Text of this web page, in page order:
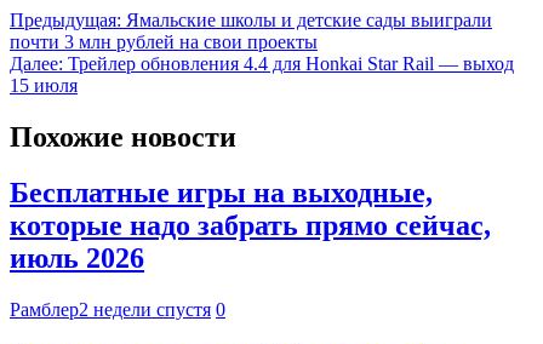
Предыдущая: Ямальские школы и детские сады выиграли
почти 3 млн рублей на свои проекты
Далее: Трейлер обновления 4.4 для Honkai Star Rail — выход
15 июля
Похожие новости
Бесплатные игры на выходные,
которые надо забрать прямо сейчас,
июль 2026
Рамблер2 недели спустя 0